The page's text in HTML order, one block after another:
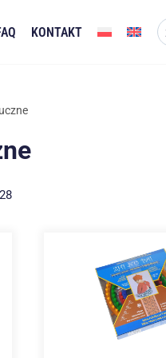
KONTAKT
Posortowane